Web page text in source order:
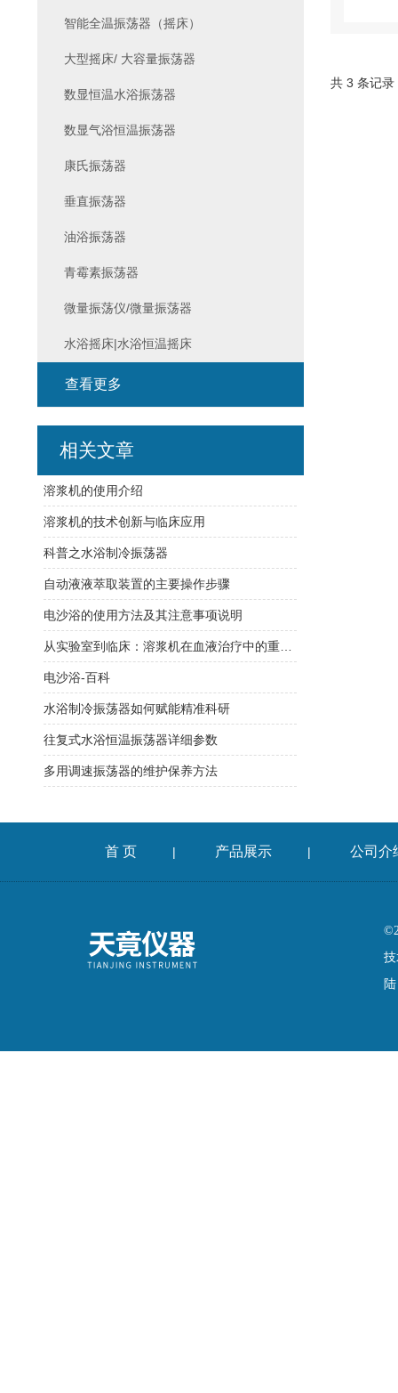
共 3 条记
智能全温振荡器（摇床）
大型摇床/ 大容量振荡器
数显恒温水浴振荡器
数显气浴恒温振荡器
康氏振荡器
垂直振荡器
油浴振荡器
青霉素振荡器
微量振荡仪/微量振荡器
水浴摇床|水浴恒温摇床
查看更多
相关文章
溶浆机的使用介绍
溶浆机的技术创新与临床应用
科普之水浴制冷振荡器
自动液液萃取装置的主要操作步骤
电沙浴的使用方法及其注意事项说明
电沙浴-百科
水浴制冷振荡器如何赋能精准科研
往复式水浴恒温振荡器详细参数
多用调速振荡器的维护保养方法
首 页 | 产品展示 | 公司介
陆